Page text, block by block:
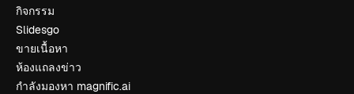
กิจกรรม
Slidesgo
ขายเนื้อหา
ห้องแถลงข่าว
กำลังมองหา magnific.ai